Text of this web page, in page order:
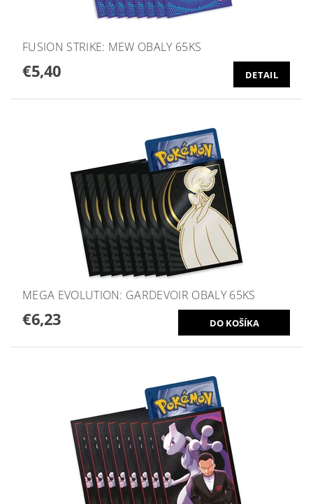
FUSION STRIKE: MEW OBALY 65KS
€5,40 DETAIL
MEGA EVOLUTION: GARDEVOIR OBALY 65KS
€6,23